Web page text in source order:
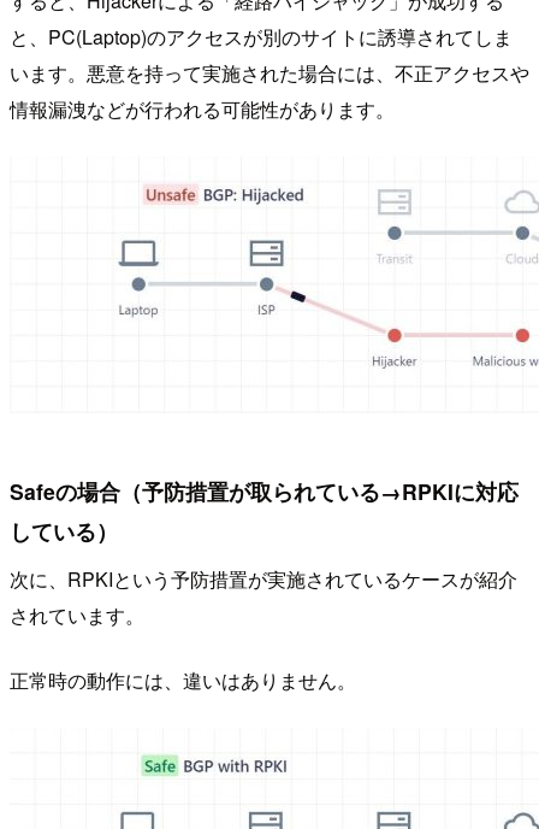
と、PC(Laptop)のアクセスが別のサイトに誘導されてしま
います。悪意を持って実施された場合には、不正アクセスや
情報漏洩などが行われる可能性があります。
Safeの場合（予防措置が取られている→RPKIに対応
している）
次に、RPKIという予防措置が実施されているケースが紹介
されています。
正常時の動作には、違いはありません。